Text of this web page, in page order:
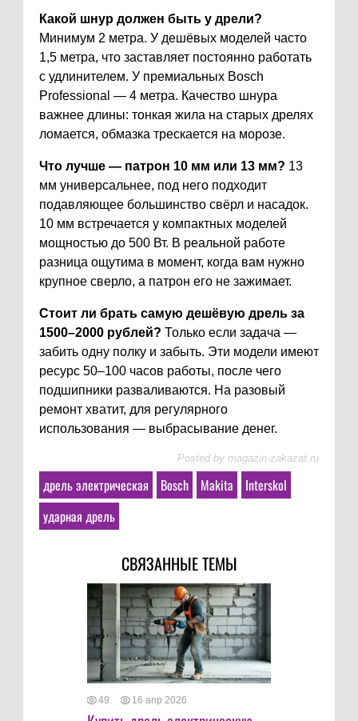
Какой шнур должен быть у дрели?
Минимум 2 метра. У дешёвых моделей часто
1,5 метра, что заставляет постоянно работать
с удлинителем. У премиальных Bosch
Professional — 4 метра. Качество шнура
важнее длины: тонкая жила на старых дрелях
ломается, обмазка трескается на морозе.
Что лучше — патрон 10 мм или 13 мм? 13
мм универсальнее, под него подходит
подавляющее большинство свёрл и насадок.
10 мм встречается у компактных моделей
мощностью до 500 Вт. В реальной работе
разница ощутима в момент, когда вам нужно
крупное сверло, а патрон его не зажимает.
Стоит ли брать самую дешёвую дрель за
1500–2000 рублей? Только если задача —
забить одну полку и забыть. Эти модели имеют
ресурс 50–100 часов работы, после чего
подшипники разваливаются. На разовый
ремонт хватит, для регулярного
использования — выбрасывание денег.
Posted by magazin-zakazat.ru
дрель электрическая Bosch Makita
Interskol
ударная дрель
СВЯЗАННЫЕ ТЕМЫ
49 16 апр 2026